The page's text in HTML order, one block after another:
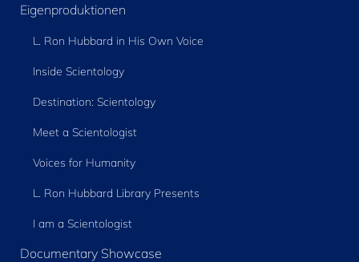
Eigenproduktionen
L. Ron Hubbard in His Own Voice
Inside Scientology
Destination: Scientology
Meet a Scientologist
Voices for Humanity
L. Ron Hubbard Library Presents
I am a Scientologist
Documentary Showcase